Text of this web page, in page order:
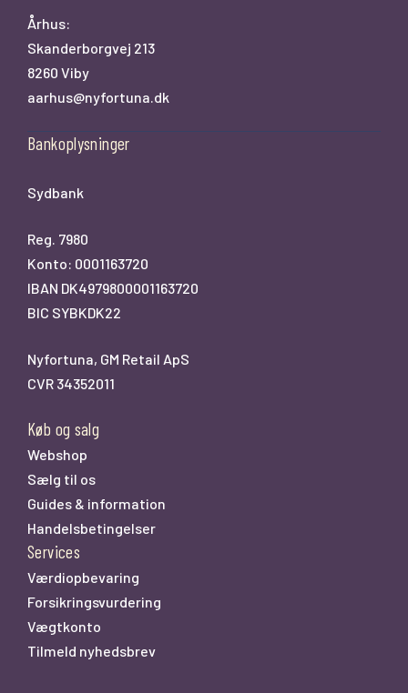
Århus:
Skanderborgvej 213
8260 Viby
aarhus@nyfortuna.dk
Bankoplysninger
Sydbank
Reg. 7980
Konto: 0001163720
IBAN DK4979800001163720
BIC SYBKDK22
Nyfortuna, GM Retail ApS
CVR 34352011
Køb og salg
Webshop
Sælg til os
Guides & information
Handelsbetingelser
Services
Værdiopbevaring
Forsikringsvurdering
Vægtkonto
Tilmeld nyhedsbrev